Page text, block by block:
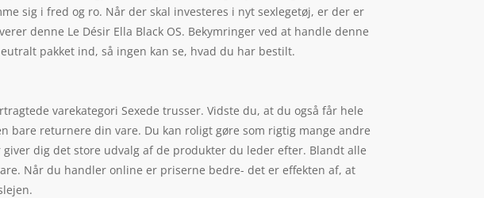
sig i fred og ro. Når der skal investeres i nyt sexlegetøj, er der er
denne Le Désir Ella Black OS. Bekymringer ved at handle denne
pakket ind, så ingen kan se, hvad du har bestilt.
varekategori Sexede trusser. Vidste du, at du også får hele
bare returnere din vare. Du kan roligt gøre som rigtig mange andre
dig det store udvalg af de produkter du leder efter. Blandt alle
Når du handler online er priserne bedre- det er effekten af, at